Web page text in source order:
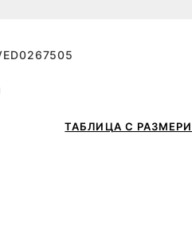
ТАБЛИЦА С РАЗМЕРИ